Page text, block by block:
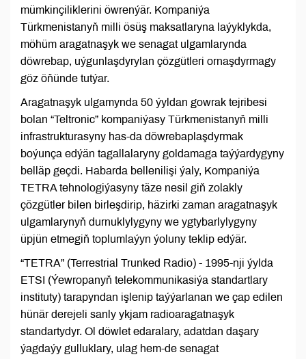
mümkinçiliklerini öwrenýär. Kompaniýa
Türkmenistanyň milli ösüş maksatlaryna laýyklykda,
möhüm aragatnaşyk we senagat ulgamlarynda
döwrebap, uýgunlaşdyrylan çözgütleri ornaşdyrmagy
göz öňünde tutýar.
Aragatnaşyk ulgamynda 50 ýyldan gowrak tejribesi
bolan “Teltronic” kompaniýasy Türkmenistanyň milli
infrastrukturasyny has-da döwrebaplaşdyrmak
boýunça edýän tagallalaryny goldamaga taýýardygyny
belläp geçdi. Habarda bellenilişi ýaly, Kompaniýa
TETRA tehnologiýasyny täze nesil giň zolakly
çözgütler bilen birleşdirip, häzirki zaman aragatnaşyk
ulgamlarynyň durnuklylygyny we ygtybarlylygyny
üpjün etmegiň toplumlaýyn ýoluny teklip edýär.
“TETRA” (Terrestrial Trunked Radio) - 1995-nji ýylda
ETSI (Ýewropanyň telekommunikasiýa standartlary
instituty) tarapyndan işlenip taýýarlanan we çap edilen
hünär derejeli sanly ykjam radioaragatnaşyk
standartydyr. Ol döwlet edaralary, adatdan daşary
ýagdaýy gulluklary, ulag hem-de senagat